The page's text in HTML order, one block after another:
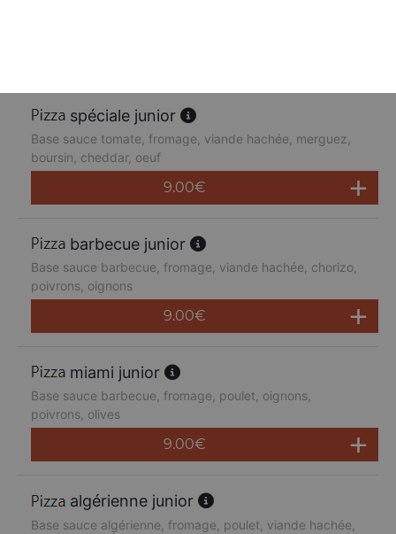
spéciale junior
Base sauce tomate, fromage, viande hachée, merguez,
boursin, cheddar, oeuf
9.00€
barbecue junior
Base sauce barbecue, fromage, viande hachée, chorizo,
poivrons, oignons
9.00€
miami junior
Base sauce barbecue, fromage, poulet, oignons,
poivrons, olives
9.00€
algérienne junior
Base sauce algérienne, fromage, poulet, viande hachée,